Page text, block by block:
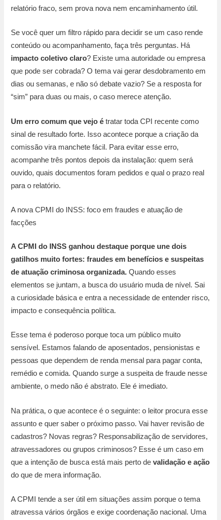
relatório fraco, sem prova nova nem encaminhamento útil.
Se você quer um filtro rápido para decidir se um caso rende
conteúdo ou acompanhamento, faça três perguntas. Há
impacto coletivo claro? Existe uma autoridade ou empresa
que pode ser cobrada? O tema vai gerar desdobramento em
dias ou semanas, e não só debate vazio? Se a resposta for
“sim” para duas ou mais, o caso merece atenção.
Um erro comum que vejo é tratar toda CPI recente como
sinal de resultado forte. Isso acontece porque a criação da
comissão vira manchete fácil. Para evitar esse erro,
acompanhe três pontos depois da instalação: quem será
ouvido, quais documentos foram pedidos e qual o prazo real
para o relatório.
A nova CPMI do INSS: foco em fraudes e atuação de
facções
A CPMI do INSS ganhou destaque porque une dois
gatilhos muito fortes: fraudes em benefícios e suspeitas
de atuação criminosa organizada. Quando esses
elementos se juntam, a busca do usuário muda de nível. Sai
a curiosidade básica e entra a necessidade de entender risco,
impacto e consequência política.
Esse tema é poderoso porque toca um público muito
sensível. Estamos falando de aposentados, pensionistas e
pessoas que dependem de renda mensal para pagar conta,
remédio e comida. Quando surge a suspeita de fraude nesse
ambiente, o medo não é abstrato. Ele é imediato.
Na prática, o que acontece é o seguinte: o leitor procura esse
assunto e quer saber o próximo passo. Vai haver revisão de
cadastros? Novas regras? Responsabilização de servidores,
atravessadores ou grupos criminosos? Esse é um caso em
que a intenção de busca está mais perto devalidação e ação
do que de mera informação.
A CPMI tende a ser útil em situações assim porque o tema
atravessa vários órgãos e exige coordenação nacional. Uma